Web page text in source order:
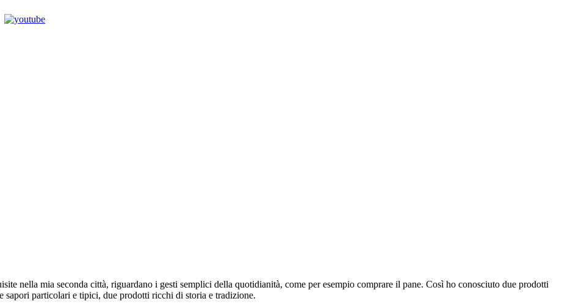
nella mia seconda città, riguardano i gesti semplici della quotidianità, come per esempio comprare il pane. Così ho conosciuto due prodotti
sapori particolari e tipici, due prodotti ricchi di storia e tradizione.